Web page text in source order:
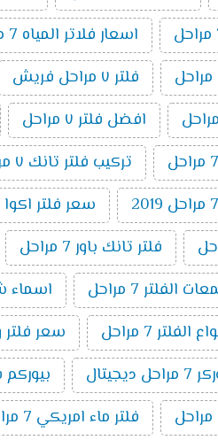
اسعار فلاتر المياه 7 مراحل اكوا فيت
فلتر ٧ مراحل فريش
افضل فلتر ٧ مراحل
تركيب فلتر تانك ٧ مراحل
سعر فلتر
فلتر تانك باور 7 مراحل
7 مراحل
اسماء
7 مراحل
سعر فلتر
بيوركم
فلتر ماء امريكي 7 مراحل